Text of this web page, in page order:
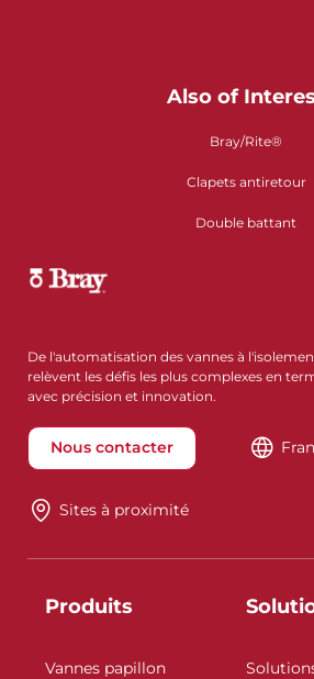
Also of
Bray/Rite®
Clapets antiretour
Double battant
De l'automatisation des vannes à
relèvent les défis les plus complexes en
avec précision et innovation.
Nous contacter
Sites à proximité
Produits
Vannes papillon